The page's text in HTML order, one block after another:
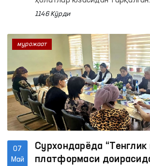
видеомурожаати Олий
томонидан назоратга олинган
ўрганилди.
1146 Кўрди
07
Май
Сурхондарёда “Тенглик
платформаси
мурожаат